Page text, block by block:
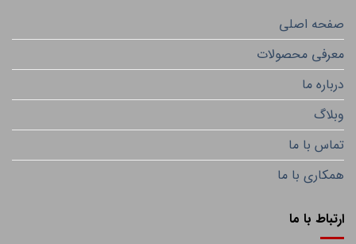
صفحه اصلی
معرفی محصولات
درباره ما
وبلاگ
تماس با ما
همکاری با ما
ارتباط با ما